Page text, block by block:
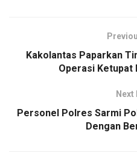
Kakolantas Paparkan
Operasi Ketupat
Next
Personel Polres Sarmi
Dengan